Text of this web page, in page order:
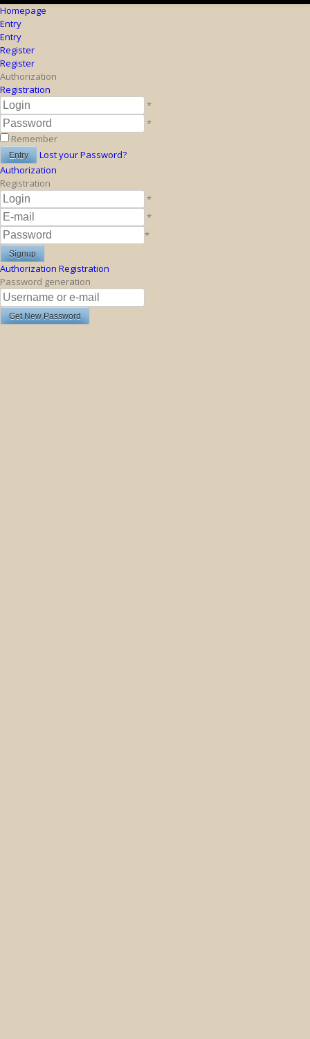
Homepage
Entry
Entry
Register
Register
Authorization
Registration
*
*
Remember
Lost your Password?
Authorization
Registration
*
*
*
Authorization Registration
Password generation